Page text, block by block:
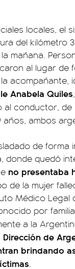
locales, el
del kilómetro
mañana.
al lugar de
acompañante,
Anabela Quiles
al conductor, de
años, ambos
de forma
donde quedó
no presentaba
de la mujer
Médico Legal
por
a la
de
brindando
.